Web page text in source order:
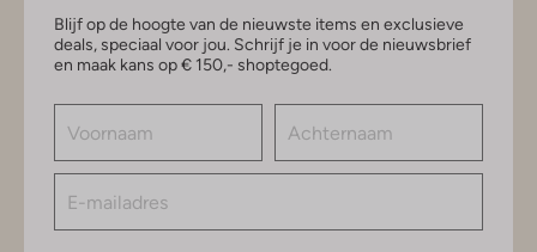
Blijf op de hoogte van de nieuwste items en exclusieve
deals, speciaal voor jou. Schrijf je in voor de nieuwsbrief
en maak kans op € 150,- shoptegoed.